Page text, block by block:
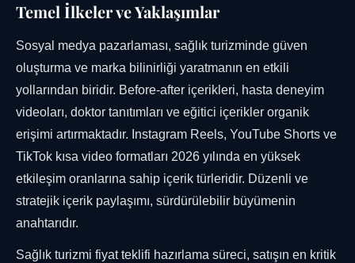
Temel İlkeler ve Yaklaşımlar
Sosyal medya pazarlaması, sağlık turizminde güven
oluşturma ve marka bilinirliği yaratmanın en etkili
yollarından biridir. Before-after içerikleri, hasta deneyim
videoları, doktor tanıtımları ve eğitici içerikler organik
erişimi artırmaktadır. Instagram Reels, YouTube Shorts ve
TikTok kısa video formatları 2026 yılında en yüksek
etkileşim oranlarına sahip içerik türleridir. Düzenli ve
stratejik içerik paylaşımı, sürdürülebilir büyümenin
anahtarıdır.
Sağlık turizmi fiyat teklifi hazırlama süreci, satışın en kritik